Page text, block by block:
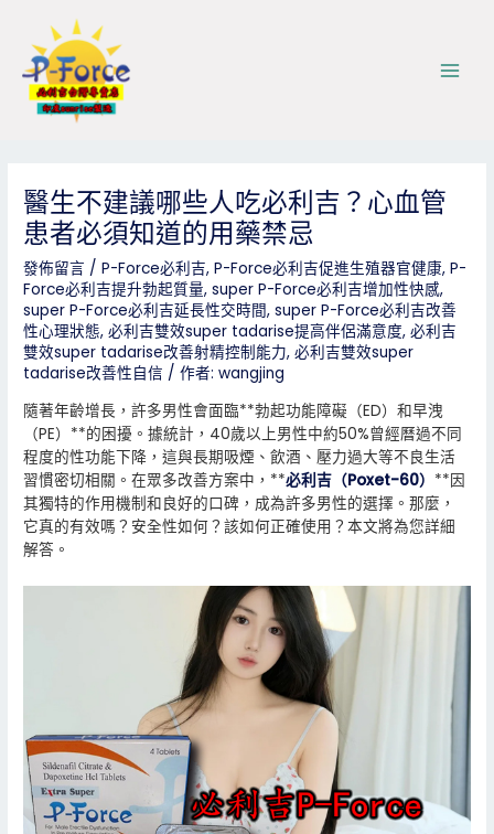
醫生不建議哪些人吃必利吉？心血管
患者必須知道的用藥禁忌
發佈留言 /P-Force必利吉,P-Force必利吉促進生殖器官健康,P-
Force必利吉提升勃起質量,super P-Force必利吉增加性快感,
super P-Force必利吉延長性交時間,super P-Force必利吉改善
性心理狀態,必利吉雙效super tadarise提高伴侶滿意度,必利吉
雙效super tadarise改善射精控制能力,必利吉雙效super
tadarise改善性自信 / 作者:wangjing
隨著年齡增長，許多男性會面臨**勃起功能障礙（ED）和早洩
（PE）**的困擾。據統計，40歲以上男性中約50%曾經曆過不同
程度的性功能下降，這與長期吸煙、飲酒、壓力過大等不良生活
習慣密切相關。在眾多改善方案中，**必利吉（Poxet-60） **因
其獨特的作用機制和良好的口碑，成為許多男性的選擇。那麼，
它真的有效嗎？安全性如何？該如何正確使用？本文將為您詳細
解答。
navigation